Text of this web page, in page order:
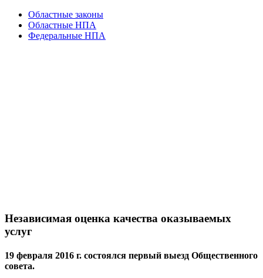
Областные законы
Областные НПА
Федеральные НПА
Независимая оценка качества оказываемых
услуг
19 февраля 2016 г. состоялся первый выезд Общественного
совета.